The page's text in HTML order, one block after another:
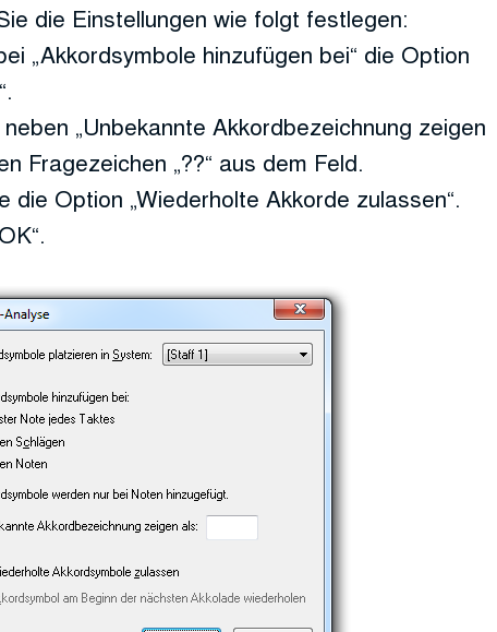
die Einstellungen wie folgt festlegen:
„Akkordsymbole hinzufügen bei“ die Option
„Unbekannte Akkordbezeichnung zeigen
Fragezeichen „??“ aus dem Feld.
die Option „Wiederholte Akkorde zulassen“.